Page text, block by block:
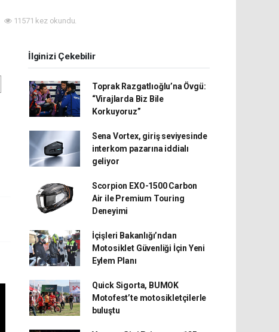
11571 kez okundu.
İlginizi Çekebilir
Toprak Razgatlıoğlu’na Övgü:
“Virajlarda Biz Bile
Korkuyoruz”
Sena Vortex, giriş seviyesinde
interkom pazarına iddialı
geliyor
Scorpion EXO-1500 Carbon
Air ile Premium Touring
Deneyimi
İçişleri Bakanlığı’ndan
Motosiklet Güvenliği İçin Yeni
Eylem Planı
Quick Sigorta, BUMOK
Motofest’te motosikletçilerle
buluştu